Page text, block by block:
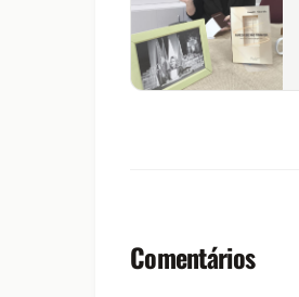
Comentários